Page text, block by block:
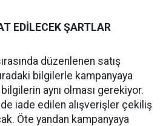
EDİLECEK ŞARTLAR
düzenlenen satış
bilgilerle kampanyaya
aynı olması gerekiyor.
iade edilen alışverişler çekiliş
Öte yandan kampanyaya